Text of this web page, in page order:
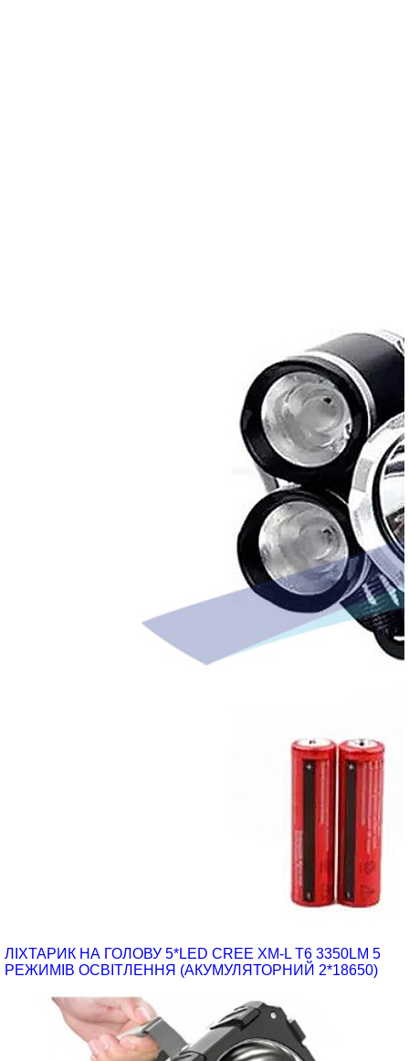
ЛІХТАРИК НА ГОЛОВУ 5*LED CREE XM-L T6 3350LM 5
РЕЖИМІВ ОСВІТЛЕННЯ (АКУМУЛЯТОРНИЙ 2*18650)